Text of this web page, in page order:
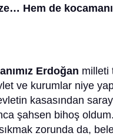
Hem de
Erdoğan milleti
ve kurumlar niye
kasasından
şahsen bihoş
zorunda da,